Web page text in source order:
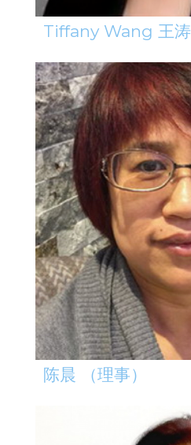
Tiffany Wang 王涛
陈晨 （理事）